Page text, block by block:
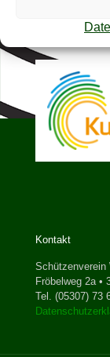
Kontakt
Schützenverein
Fröbelweg 2a •
Tel. (05307) 73